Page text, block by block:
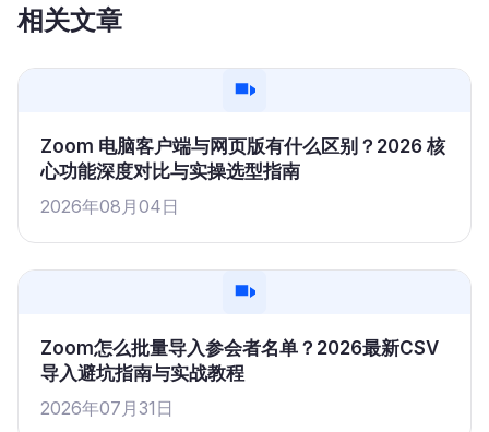
相关文章
Zoom 电脑客户端与网页版有什么区别？2026 核
心功能深度对比与实操选型指南
2026年08月04日
Zoom怎么批量导入参会者名单？2026最新CSV
导入避坑指南与实战教程
2026年07月31日